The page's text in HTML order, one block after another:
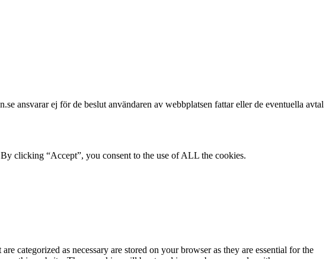
ansvarar ej för de beslut användaren av webbplatsen fattar eller de eventuella avtal
clicking “Accept”, you consent to the use of ALL the cookies.
categorized as necessary are stored on your browser as they are essential for the